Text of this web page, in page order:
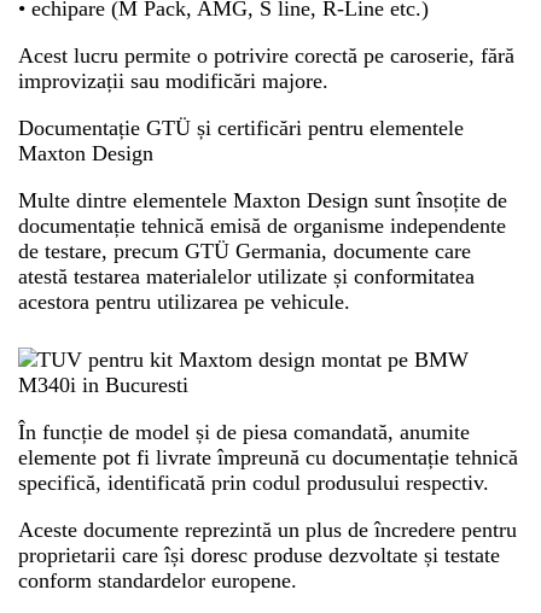
• echipare (M Pack, AMG, S line, R-Line etc.)
Acest lucru permite o potrivire corectă pe caroserie, fără
improvizații sau modificări majore.
Documentație GTÜ și certificări pentru elementele
Maxton Design
Multe dintre elementele Maxton Design sunt însoțite de
documentație tehnică emisă de organisme independente
de testare, precum GTÜ Germania, documente care
atestă testarea materialelor utilizate și conformitatea
acestora pentru utilizarea pe vehicule.
În funcție de model și de piesa comandată, anumite
elemente pot fi livrate împreună cu documentație tehnică
specifică, identificată prin codul produsului respectiv.
Aceste documente reprezintă un plus de încredere pentru
proprietarii care își doresc produse dezvoltate și testate
conform standardelor europene.